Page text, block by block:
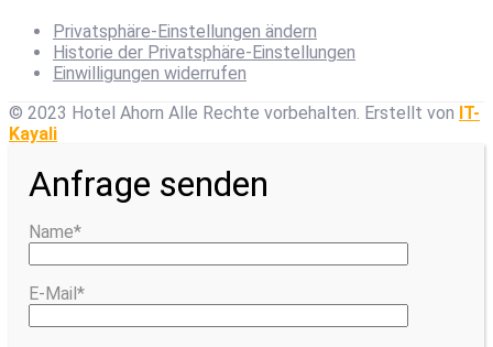
Privatsphäre-Einstellungen ändern
Historie der Privatsphäre-Einstellungen
Einwilligungen widerrufen
© 2023 Hotel Ahorn Alle Rechte vorbehalten. Erstellt von IT-
Kayali
Anfrage senden
Name*
E-Mail*